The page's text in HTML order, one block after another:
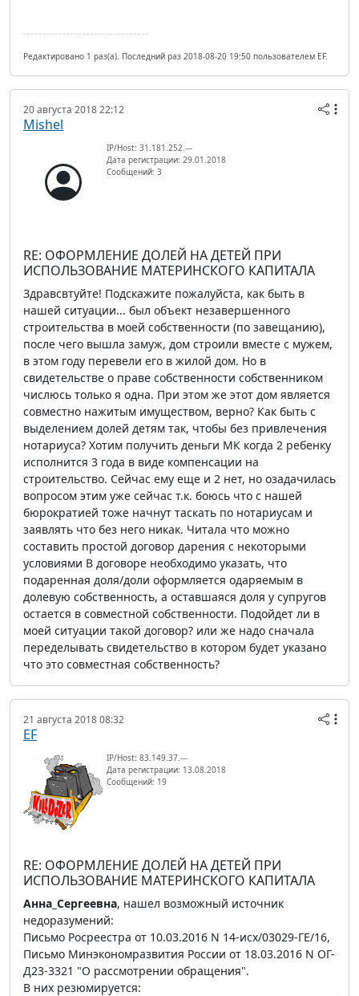
Редактировано 1 раз(а). Последний раз 2018-08-20 19:50 пользователем EF.
20 августа 2018 22:12
Mishel
IP/Host: 31.181.252.---
Дата регистрации: 29.01.2018
Сообщений: 3
RE: ОФОРМЛЕНИЕ ДОЛЕЙ НА ДЕТЕЙ ПРИ
ИСПОЛЬЗОВАНИЕ МАТЕРИНСКОГО КАПИТАЛА
Здравсвтуйте! Подскажите пожалуйста, как быть в
нашей ситуации... был объект незавершенного
строительства в моей собственности (по завещанию),
после чего вышла замуж, дом строили вместе с мужем,
в этом году перевели его в жилой дом. Но в
свидетельстве о праве собственности собственником
числюсь только я одна. При этом же этот дом является
совместно нажитым имуществом, верно? Как быть с
выделением долей детям так, чтобы без привлечения
нотариуса? Хотим получить деньги МК когда 2 ребенку
исполнится 3 года в виде компенсации на
строительство. Сейчас ему еще и 2 нет, но озадачилась
вопросом этим уже сейчас т.к. боюсь что с нашей
бюрократией тоже начнут таскать по нотариусам и
заявлять что без него никак. Читала что можно
составить простой договор дарения с некоторыми
условиями В договоре необходимо указать, что
подаренная доля/доли оформляется одаряемым в
долевую собственность, а оставшаяся доля у супругов
остается в совместной собственности. Подойдет ли в
моей ситуации такой договор? или же надо сначала
переделывать свидетельство в котором будет указано
что это совместная собственность?
21 августа 2018 08:32
EF
IP/Host: 83.149.37.---
Дата регистрации: 13.08.2018
Сообщений: 19
RE: ОФОРМЛЕНИЕ ДОЛЕЙ НА ДЕТЕЙ ПРИ
ИСПОЛЬЗОВАНИЕ МАТЕРИНСКОГО КАПИТАЛА
Анна_Сергеевна, нашел возможный источник
недоразумений:
Письмо Росреестра от 10.03.2016 N 14-исх/03029-ГЕ/16,
Письмо Минэкономразвития России от 18.03.2016 N ОГ-
Д23-3321 "О рассмотрении обращения".
В них резюмируется: